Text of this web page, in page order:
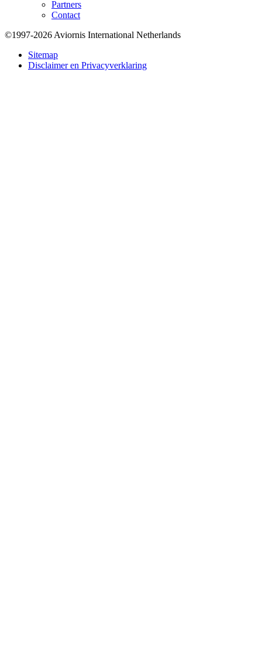
Partners
Contact
Bottom
©1997-2026 Aviornis International Netherlands
Sitemap
Disclaimer en Privacyverklaring